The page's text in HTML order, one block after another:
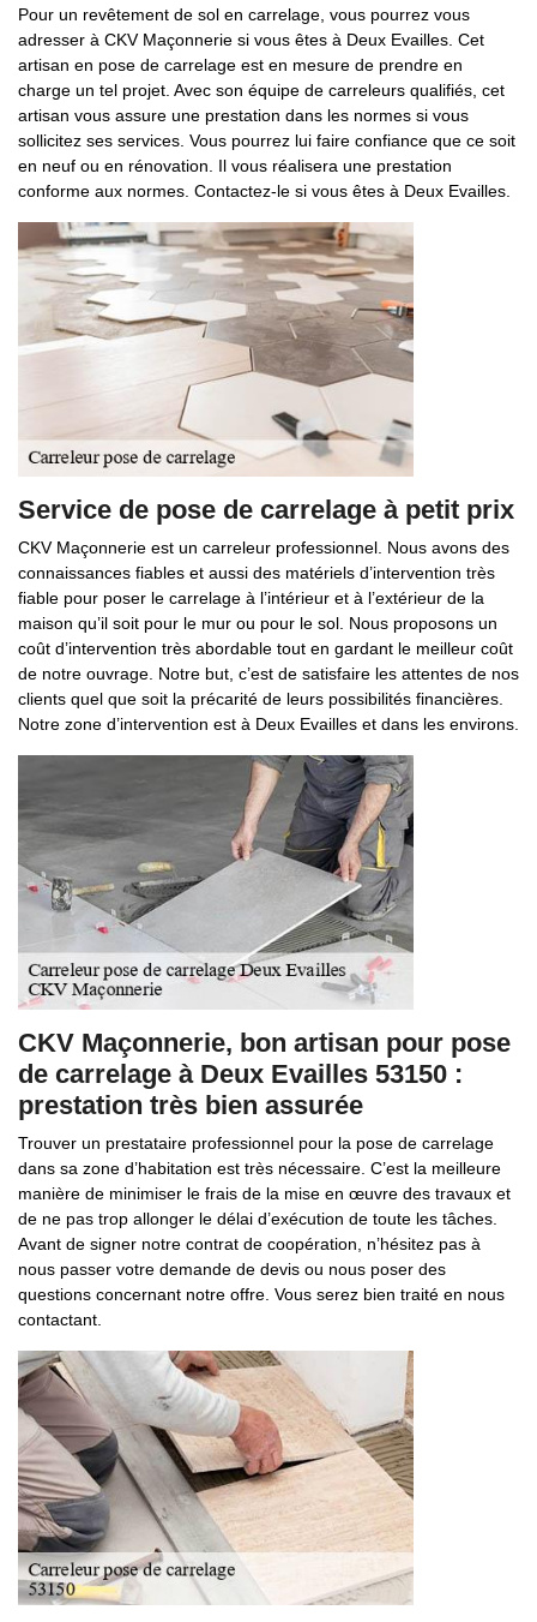
Pour un revêtement de sol en carrelage, vous pourrez vous
adresser à CKV Maçonnerie si vous êtes à Deux Evailles. Cet
artisan en pose de carrelage est en mesure de prendre en
charge un tel projet. Avec son équipe de carreleurs qualifiés, cet
artisan vous assure une prestation dans les normes si vous
sollicitez ses services. Vous pourrez lui faire confiance que ce soit
en neuf ou en rénovation. Il vous réalisera une prestation
conforme aux normes. Contactez-le si vous êtes à Deux Evailles.
Service de pose de carrelage à petit prix
CKV Maçonnerie est un carreleur professionnel. Nous avons des
connaissances fiables et aussi des matériels d’intervention très
fiable pour poser le carrelage à l’intérieur et à l’extérieur de la
maison qu’il soit pour le mur ou pour le sol. Nous proposons un
coût d’intervention très abordable tout en gardant le meilleur coût
de notre ouvrage. Notre but, c’est de satisfaire les attentes de nos
clients quel que soit la précarité de leurs possibilités financières.
Notre zone d’intervention est à Deux Evailles et dans les environs.
CKV Maçonnerie, bon artisan pour pose
de carrelage à Deux Evailles 53150 :
prestation très bien assurée
Trouver un prestataire professionnel pour la pose de carrelage
dans sa zone d’habitation est très nécessaire. C’est la meilleure
manière de minimiser le frais de la mise en œuvre des travaux et
de ne pas trop allonger le délai d’exécution de toute les tâches.
Avant de signer notre contrat de coopération, n’hésitez pas à
nous passer votre demande de devis ou nous poser des
questions concernant notre offre. Vous serez bien traité en nous
contactant.